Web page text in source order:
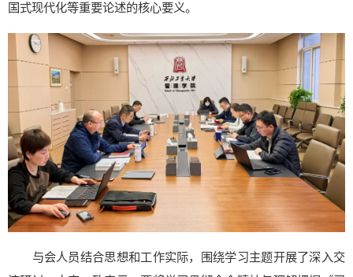
国式现代化等重要论述的核心要义。
与会人员结合思想和工作实际，围绕学习主题开展了深入交